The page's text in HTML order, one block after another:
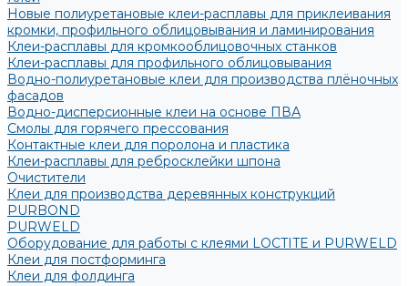
Новые полиуретановые клеи-расплавы для приклеивания
кромки, профильного облицовывания и ламинирования
Клеи-расплавы для кромкооблицовочных станков
Клеи-расплавы для профильного облицовывания
Водно-полиуретановые клеи для производства плёночных
фасадов
Водно-дисперсионные клеи на основе ПВА
Смолы для горячего прессования
Контактные клеи для поролона и пластика
Клеи-расплавы для ребросклейки шпона
Очистители
Клеи для производства деревянных конструкций
PURBOND
PURWELD
Оборудование для работы с клеями LOCTITE и PURWELD
Клеи для постформинга
Клеи для фолдинга